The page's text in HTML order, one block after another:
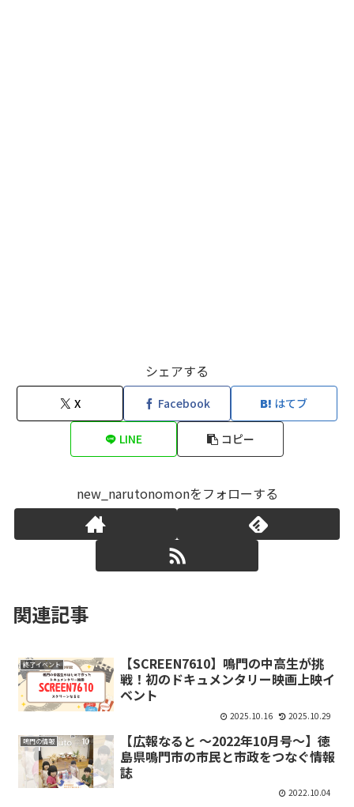
シェアする
X Facebook はてブ
LINE コピー
new_narutonomonをフォローする
関連記事
終了イベント
【SCREEN7610】鳴門の中高生が挑
戦！初のドキュメンタリー映画上映イ
ベント
2025.10.16 2025.10.29
鳴門の情報
【広報なると ～2022年10月号～】徳
島県鳴門市の市民と市政をつなぐ情報
誌
2022.10.04